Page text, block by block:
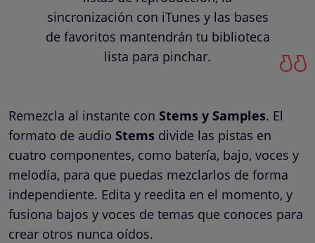
sincronización con iTunes y las bases
de favoritos mantendrán tu biblioteca
lista para pinchar.
Remezcla al instante con Stems y Samples. El
formato de audio Stems divide las pistas en
cuatro componentes, como batería, bajo, voces y
melodía, para que puedas mezclarlos de forma
independiente. Edita y reedita en el momento, y
fusiona bajos y voces de temas que conoces para
crear otros nunca oídos.